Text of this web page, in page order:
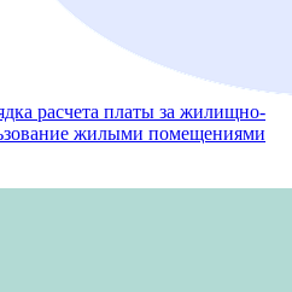
расчета платы за жилищно-
жилыми помещениями